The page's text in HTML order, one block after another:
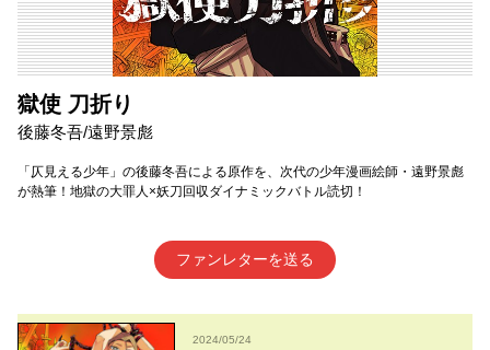
獄使 刀折り
後藤冬吾/遠野景彪
「仄見える少年」の後藤冬吾による原作を、次代の少年漫画絵師・遠野景彪
が熱筆！地獄の大罪人×妖刀回収ダイナミックバトル読切！
ファンレターを送る
2024/05/24